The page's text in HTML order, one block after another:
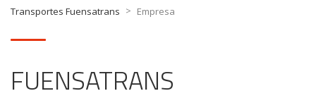
Transportes Fuensatrans > Empresa
FUENSATRANS